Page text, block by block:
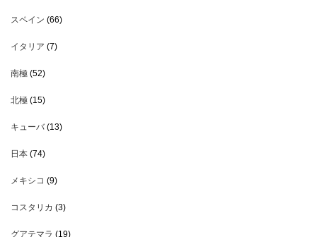
スペイン (66)
イタリア (7)
南極 (52)
北極 (15)
キューバ(13)
日本 (74)
メキシコ (9)
コスタリカ (3)
グアテマラ (19)